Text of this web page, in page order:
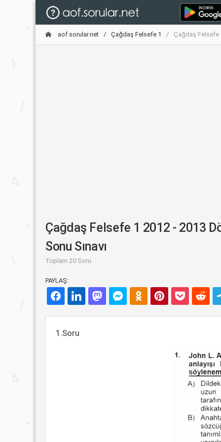
aof.sorular.net Çağdaş Felsefe 1 Çağdaş Felsefe
Çağdaş Felsefe 1 2012 - 2013
Sonu Sınavı
Toplam 20 Soru
PAYLAŞ:
1.Soru